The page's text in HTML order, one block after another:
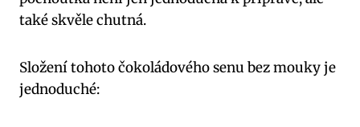
také skvěle chutná.
Složení tohoto‍ čokoládového​ senu bez⁢ mouky je⁢
jednoduché: